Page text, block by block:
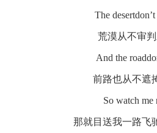
The
荒漠从不审
And the
前路也从不遮
So watch me
那就目送我一路飞